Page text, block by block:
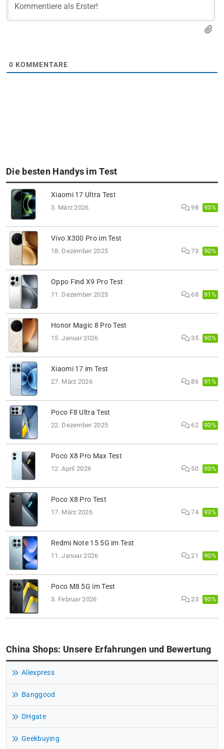
0 KOMMENTARE
Die besten Handys im Test
Xiaomi 17 Ultra Test
3. März 2026 98 93%
Vivo X300 Pro im Test
18. Dezember 2025 73 90%
Oppo Find X9 Pro Test
11. Dezember 2025 68 91%
Honor Magic 8 Pro Test
15. Januar 2026 35 90%
Xiaomi 17 im Test
27. März 2026 86 91%
Poco F8 Ultra Test
22. Dezember 2025 62 93%
Poco X8 Pro Max Test
12. April 2026 50 93%
Poco X8 Pro Test
17. März 2026 74 93%
Redmi Note 15 5G im Test
11. Januar 2026 21 90%
Poco M8 5G im Test
3. Februar 2026 23 90%
China Shops: Unsere Erfahrungen und Bewertung
Aliexpress
Banggood
DHgate
Geekbuying